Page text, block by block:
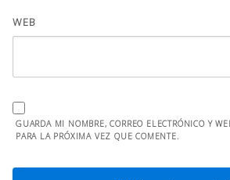
WEB
GUARDA MI NOMBRE, CORREO ELECTRÓNICO Y
PARA LA PRÓXIMA VEZ QUE COMENTE.